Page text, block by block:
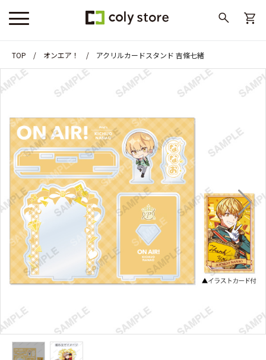
TOP オンエア！ アクリルカードスタンド 吉條七緒